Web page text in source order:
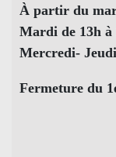
À partir du
Mardi de 13h à
Mercredi-
Fermeture du